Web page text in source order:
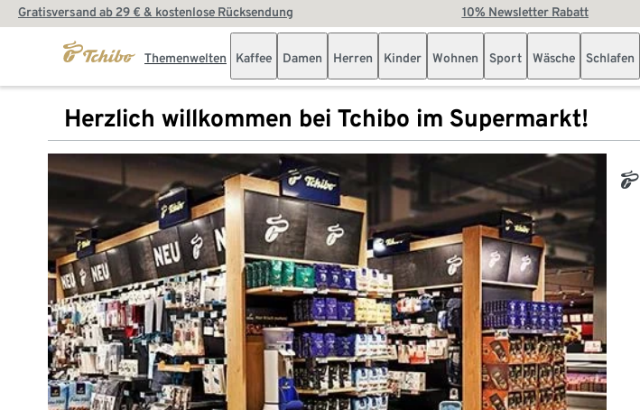
Gratisversand ab 29 € & kostenlose Rücksendung 10% Newsletter Rabatt
Themenwelten Kaffee Damen Herren Kinder Wohnen Sport Wäsche Schlafen
Herzlich willkommen bei Tchibo im Supermarkt!
tchibo_logo